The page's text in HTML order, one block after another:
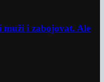
muži i zabojovat. Ale